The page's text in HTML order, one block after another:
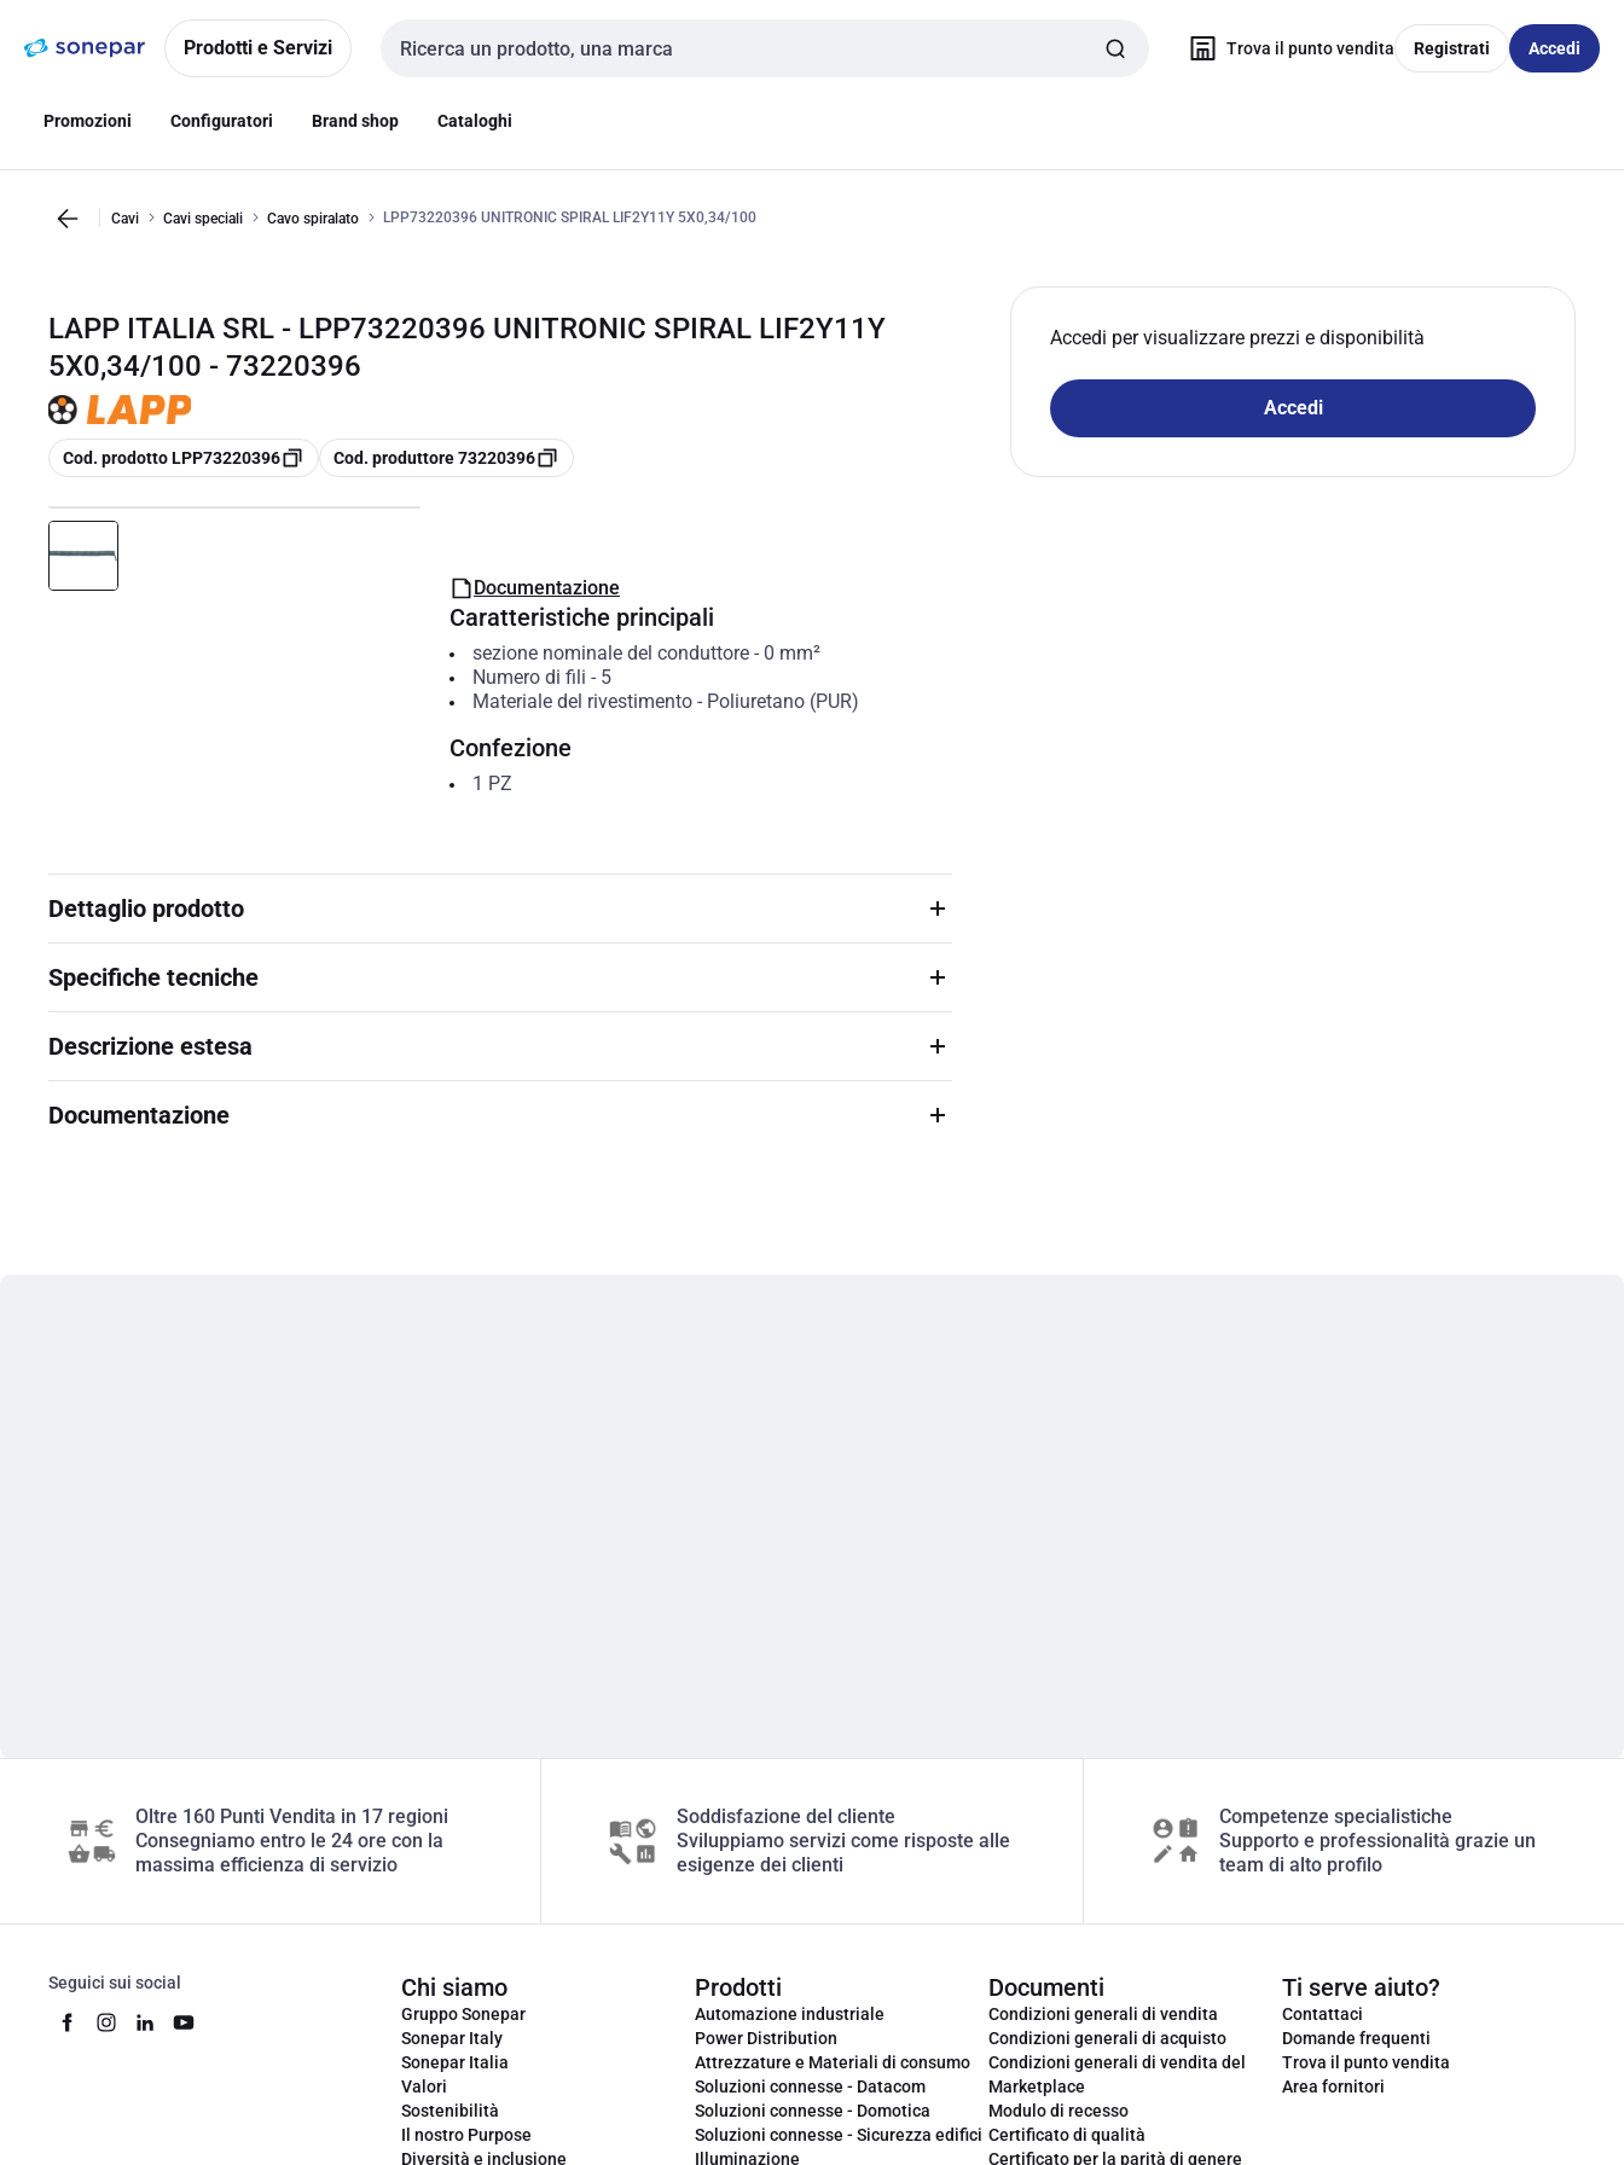
navigazionealla
Prodotti e Servizi
Cerca input
Trova il punto vendita Registrati Accedi
Promozioni Configuratori Brand shop Cataloghi
Cavi Cavi speciali Cavo spiralato LPP73220396 UNITRONIC SPIRAL LIF2Y11Y 5X0,34/100
LAPP ITALIA SRL - LPP73220396 UNITRONIC SPIRAL LIF2Y11Y
5X0,34/100 - 73220396
copia
Cod. prodotto LPP73220396 copia
Cod. produttore 73220396
Accedi per visualizzare prezzi e disponibilità
Accedi
Documentazione
Caratteristiche principali
sezione nominale del conduttore- 0 mm²
Numero di fili - 5
Materiale del rivestimento- Poliuretano (PUR)
Confezione
1 PZ
Dettaglio prodotto
Specifiche tecniche
Descrizione estesa
Documentazione
Oltre 160 Punti Vendita in 17 regioni
Consegniamo entro le 24 ore con la
massima efficienza di servizio
Soddisfazione del cliente
Sviluppiamo servizi come risposte alle
esigenze dei clienti
Competenze specialistiche
Supporto e professionalità grazie un
team di alto profilo
Seguici sui social Chi siamo
Gruppo Sonepar
Sonepar Italy
Sonepar Italia
Valori
Sostenibilità
Il nostro Purpose
Diversità e inclusione
Prodotti
Automazione industriale
Power Distribution
Attrezzature e Materiali di consumo
Soluzioni connesse - Datacom
Soluzioni connesse - Domotica
Soluzioni connesse - Sicurezza edifici
Illuminazione
Documenti
Condizioni generali di vendita
Condizioni generali di acquisto
Condizioni generali di vendita del
Marketplace
Modulo di recesso
Certificato di qualità
Certificato per la parità di genere
Ti serve aiuto?
Contattaci
Domande frequenti
Trova il punto vendita
Area fornitori